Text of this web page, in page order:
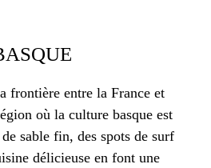
frontière entre la France et
où la culture basque est
sable fin, des spots de surf
délicieuse en font une